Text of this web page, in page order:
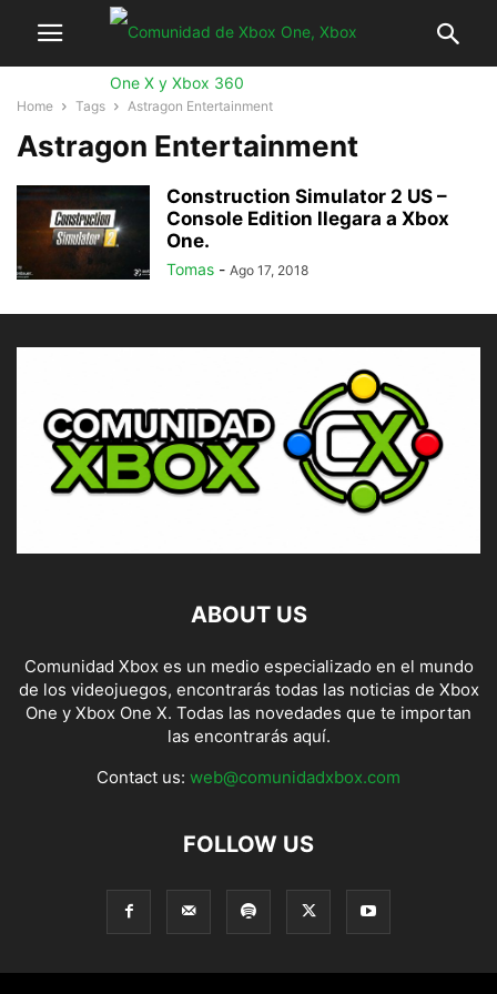
Home Tags Astragon Entertainment
Astragon Entertainment
Construction Simulator 2 US –
Console Edition llegara a Xbox
One.
Tomas - Ago 17, 2018
ABOUT US
Comunidad Xbox es un medio especializado en el mundo
de los videojuegos, encontrarás todas las noticias de Xbox
One y Xbox One X. Todas las novedades que te importan
las encontrarás aquí.
Contact us: web@comunidadxbox.com
FOLLOW US